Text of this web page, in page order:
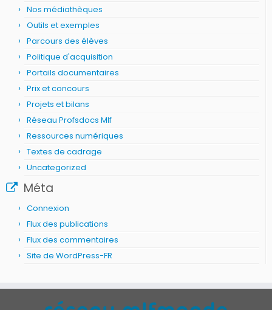
Nos médiathèques
Outils et exemples
Parcours des élèves
Politique d'acquisition
Portails documentaires
Prix et concours
Projets et bilans
Réseau Profsdocs Mlf
Ressources numériques
Textes de cadrage
Uncategorized
Méta
Connexion
Flux des publications
Flux des commentaires
Site de WordPress-FR